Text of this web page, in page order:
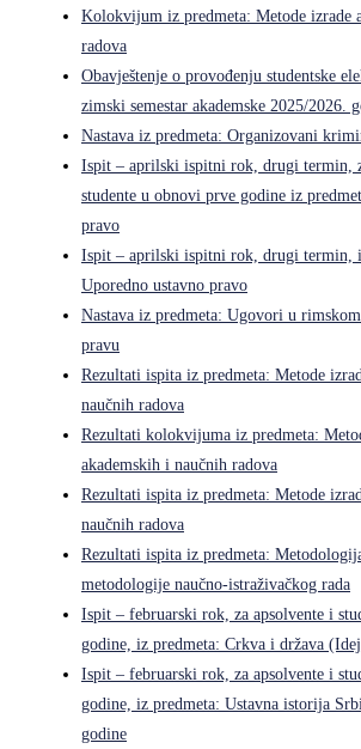
Kolokvijum iz predmeta: Metode izrade
radova
Obavještenje o provođenju studentske
zimski semestar akademske 2025/2026.
Nastava iz predmeta: Organizovani
Ispit – aprilski ispitni rok, drugi termin,
studente u obnovi prve godine iz
pravo
Ispit – aprilski ispitni rok, drugi termin,
Uporedno ustavno pravo
Nastava iz predmeta: Ugovori u
pravu
Rezultati ispita iz predmeta: Metode
naučnih radova
Rezultati kolokvijuma iz predmeta:
akademskih i naučnih radova
Rezultati ispita iz predmeta: Metode
naučnih radova
Rezultati ispita iz predmeta:
metodologije naučno-istraživačkog rada
Ispit – februarski rok, za apsolvente i
godine, iz predmeta: Crkva i država
Ispit – februarski rok, za apsolvente i
godine, iz predmeta: Ustavna istorija
godine